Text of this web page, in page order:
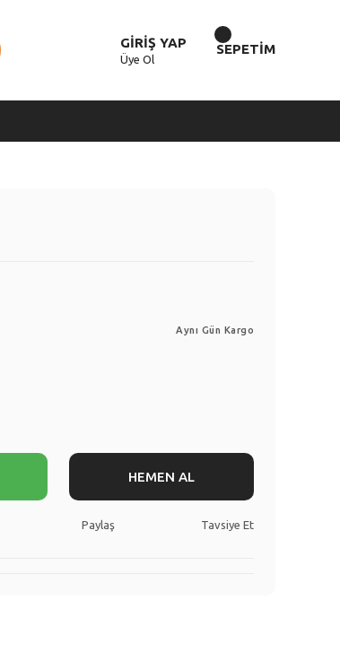
GİRİŞ YAP
Üye Ol
SEPETİM
Aynı Gün Kargo
HEMEN AL
Paylaş Tavsiye Et